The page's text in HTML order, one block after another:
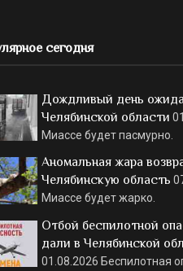
сегодня
Дождливый день
Челябинской области
Миассе будет пасмурно.
Аномальная жара
Челябинскую область
Миассе будет жарко.
Отбой беспилотной
дали в Челябинской
01.08.2026 Беспилотная